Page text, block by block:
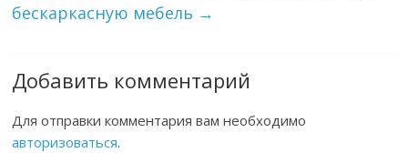
бескаркасную мебель →
Добавить комментарий
Для отправки комментария вам необходимо
авторизоваться.